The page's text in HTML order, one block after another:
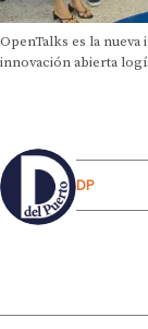
OpenTalks es la
innovación abierta
DP